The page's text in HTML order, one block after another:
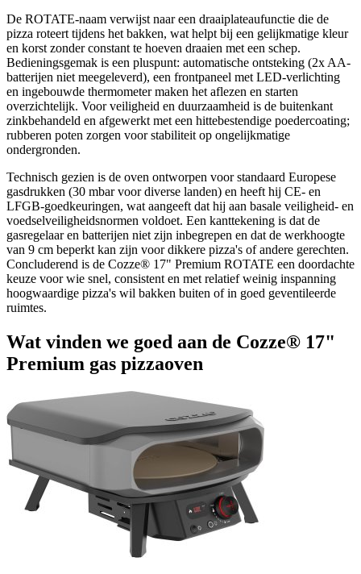
De ROTATE-naam verwijst naar een draaiplateaufunctie die de
pizza roteert tijdens het bakken, wat helpt bij een gelijkmatige kleur
en korst zonder constant te hoeven draaien met een schep.
Bedieningsgemak is een pluspunt: automatische ontsteking (2x AA-
batterijen niet meegeleverd), een frontpaneel met LED-verlichting
en ingebouwde thermometer maken het aflezen en starten
overzichtelijk. Voor veiligheid en duurzaamheid is de buitenkant
zinkbehandeld en afgewerkt met een hittebestendige poedercoating;
rubberen poten zorgen voor stabiliteit op ongelijkmatige
ondergronden.
Technisch gezien is de oven ontworpen voor standaard Europese
gasdrukken (30 mbar voor diverse landen) en heeft hij CE- en
LFGB-goedkeuringen, wat aangeeft dat hij aan basale veiligheid- en
voedselveiligheidsnormen voldoet. Een kanttekening is dat de
gasregelaar en batterijen niet zijn inbegrepen en dat de werkhoogte
van 9 cm beperkt kan zijn voor dikkere pizza's of andere gerechten.
Concluderend is de Cozze® 17" Premium ROTATE een doordachte
keuze voor wie snel, consistent en met relatief weinig inspanning
hoogwaardige pizza's wil bakken buiten of in goed geventileerde
ruimtes.
Wat vinden we goed aan de Cozze® 17"
Premium gas pizzaoven